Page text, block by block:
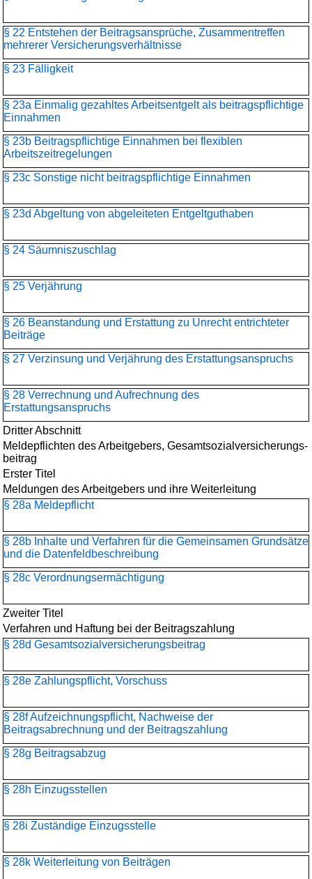
§ 22 Entstehen der Beitragsansprüche, Zusammentreffen
mehrerer Versicherungsverhältnisse
§ 23 Fälligkeit
§ 23a Einmalig gezahltes Arbeitsentgelt als beitragspflichtige
Einnahmen
§ 23b Beitragspflichtige Einnahmen bei flexiblen
Arbeitszeitregelungen
§ 23c Sonstige nicht beitragspflichtige Einnahmen
§ 23d Abgeltung von abgeleiteten Entgeltguthaben
§ 24 Säumniszuschlag
§ 25 Verjährung
§ 26 Beanstandung und Erstattung zu Unrecht entrichteter
Beiträge
§ 27 Verzinsung und Verjährung des Erstattungsanspruchs
§ 28 Verrechnung und Aufrechnung des
Erstattungsanspruchs
Dritter Abschnitt
Meldepflichten des Arbeitgebers, Gesamtsozialversicherungs­
beitrag
Erster Titel
Meldungen des Arbeitgebers und ihre Weiterleitung
§ 28a Meldepflicht
§ 28b Inhalte und Verfahren für die Gemeinsamen Grundsätze
und die Datenfeldbeschreibung
§ 28c Verordnungsermächtigung
Zweiter Titel
Verfahren und Haftung bei der Beitragszahlung
§ 28d Gesamtsozialversicherungs­beitrag
§ 28e Zahlungspflicht, Vorschuss
§ 28f Aufzeichnungspflicht, Nachweise der
Beitragsabrechnung und der Beitragszahlung
§ 28g Beitragsabzug
§ 28h Einzugsstellen
§ 28i Zuständige Einzugsstelle
§ 28k Weiterleitung von Beiträgen